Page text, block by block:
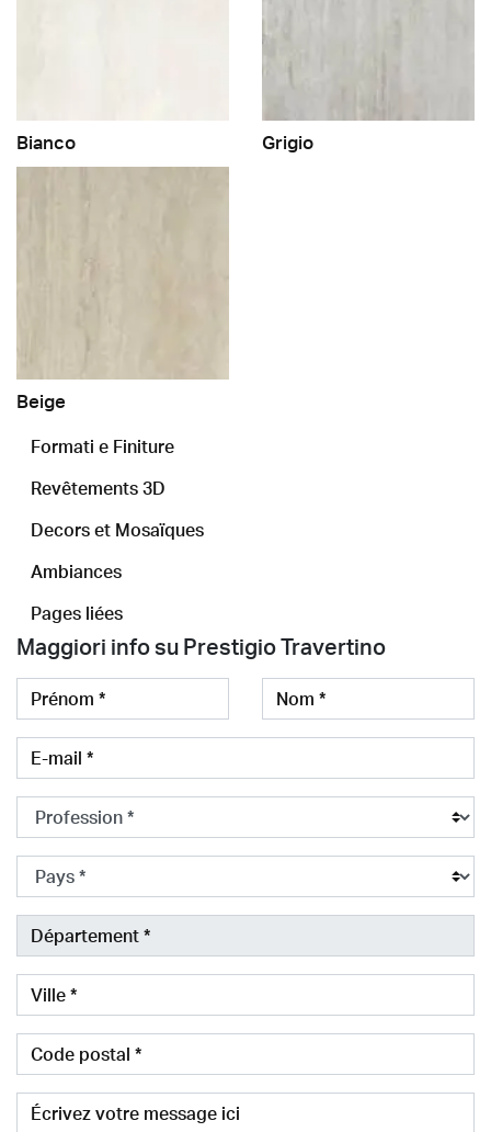
Bianco Grigio
Beige
Formati e Finiture
Revêtements 3D
Decors et Mosaïques
Ambiances
Pages liées
Maggiori info su Prestigio Travertino
Prénom Nom
E-mail
Profession
Société
Pays
Département
Ville
Code postal
Écrivez votre message ici